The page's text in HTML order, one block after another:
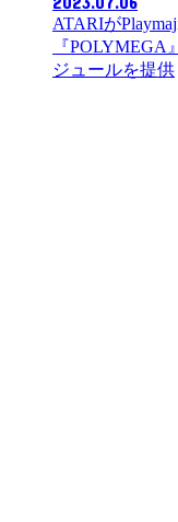
ATARIが
『POLYMEGA
ジュールを提供